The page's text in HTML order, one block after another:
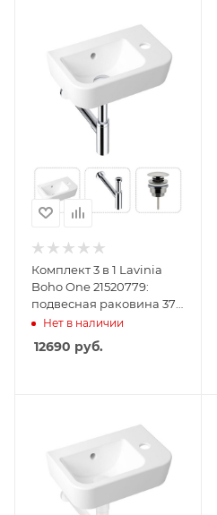
Комплект 3 в 1 Lavinia
Boho One 21520779:
подвесная раковина 37
см, металлический
сифон, донный клапан
Нет в наличии
12690 руб.